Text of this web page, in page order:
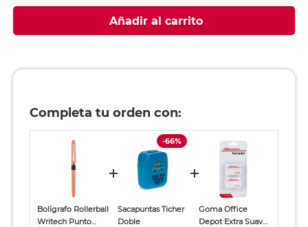
Añadir al carrito
Completa tu orden con:
Bolígrafo Rollerball
Writech Punto
-66%
Sacapuntas Ticher
Doble
Goma Office
Depot Extra Suave